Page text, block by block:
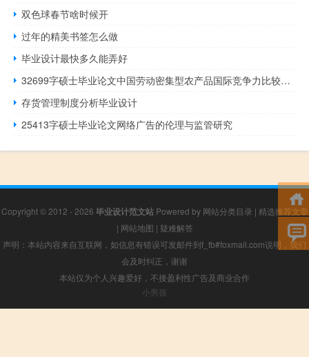
双色球春节啥时候开
过年的精美书签怎么做
毕业设计最快多久能弄好
32699字硕士毕业论文中国劳动密集型农产品国际竞争力比较研究
存货管理制度分析毕业设计
25413字硕士毕业论文网络广告的伦理与监管研究
Copyright © 2012 - 2026 毕业设计范文站Powered by 网站分类目录 | 精选推荐文章
| 网站地图 | 疑难解答
声明：本站内容来自互联网，如信息有错误可发邮件到f_fb#foxmail.com说明，我们
会及时纠正，谢谢
本站仅为个人兴趣爱好，不接盈利性广告及商业合作
小男孩